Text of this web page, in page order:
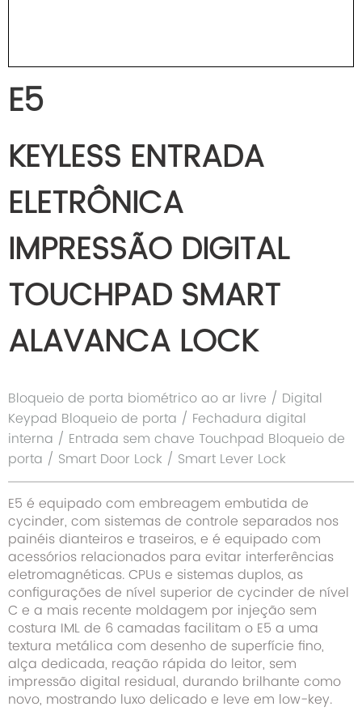
E5
KEYLESS ENTRADA
ELETRÔNICA
IMPRESSÃO DIGITAL
TOUCHPAD SMART
ALAVANCA LOCK
Bloqueio de porta biométrico ao ar livre / Digital
Keypad Bloqueio de porta / Fechadura digital
interna / Entrada sem chave Touchpad Bloqueio de
porta / Smart Door Lock / Smart Lever Lock
E5 é equipado com embreagem embutida de
cycinder, com sistemas de controle separados nos
painéis dianteiros e traseiros, e é equipado com
acessórios relacionados para evitar interferências
eletromagnéticas. CPUs e sistemas duplos, as
configurações de nível superior de cycinder de nível
C e a mais recente moldagem por injeção sem
costura IML de 6 camadas facilitam o E5 a uma
textura metálica com desenho de superfície fino,
alça dedicada, reação rápida do leitor, sem
impressão digital residual, durando brilhante como
novo, mostrando luxo delicado e leve em low-key.